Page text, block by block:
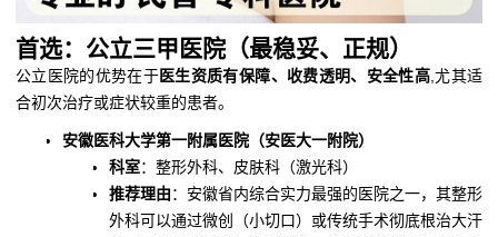
首选：公立三甲医院（最稳妥、正规）
公立医院的优势在于医生资质有保障、收费透明、安全性高,尤其适
合初次治疗或症状较重的患者。
安徽医科大学第一附属医院（安医大一附院）
科室：整形外科、皮肤科（激光科）
推荐理由：安徽省内综合实力最强的医院之一，其整形
外科可以通过微创（小切口）或传统手术彻底根治大汗